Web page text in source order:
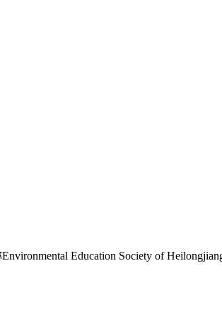
Education Society of